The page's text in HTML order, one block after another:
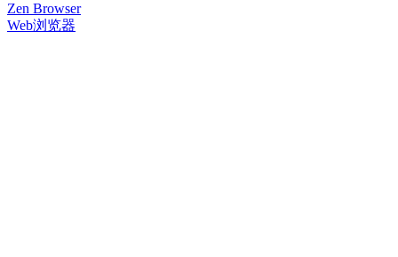
Zen Browser
Web浏览器